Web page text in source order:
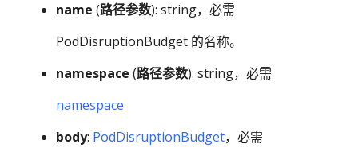
name (路径参数): string，必需
PodDisruptionBudget 的名称。
namespace (路径参数): string，必需
namespace
body: PodDisruptionBudget，必需